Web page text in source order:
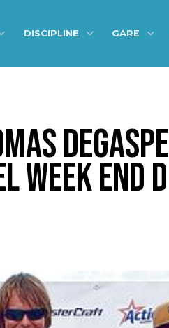
DISCIPLINE GARE
WEEK END